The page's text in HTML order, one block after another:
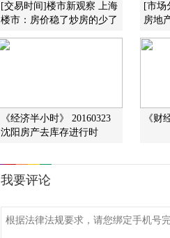
[交易时间]楼市新观察 上海
楼市：房价稳了炒房的少了
[市场
房地
《经济半小时》 20160323
沈阳房产去库存进行时
《财